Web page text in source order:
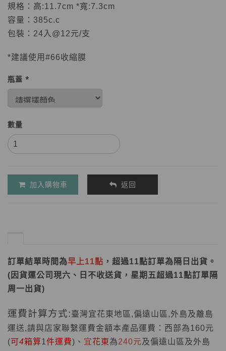
規格：高:11.7cm *寬:7.3cm
容量：385c.c
包裝：24入@12元/支
*建議使用 #66收縮膜
瓶蓋 *
數量
加入購物車 返回
訂單結單時間為早上11點 ，超過11點訂單為隔日出貨。
(因貨運公司現六、日不收送貨，星期五超過11點訂單隔
周一出貨)
運費計算方式:臺灣宜花東地區 ,偏遠山區 ,外島及離島
運送,請與店家聯繫運費金額本產品運費：西部為160元
(可4箱算1 件運費) 、 宜花東為240元及偏遠山區及外島